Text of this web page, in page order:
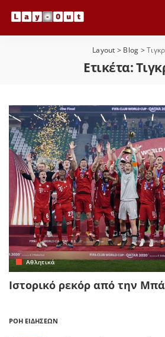
Layout > Blog >
Ετικέτα:
Αθλητικά
Ιστορικό ρεκόρ από την
ΡΟΗ ΕΙΔΗΣΕΩΝ